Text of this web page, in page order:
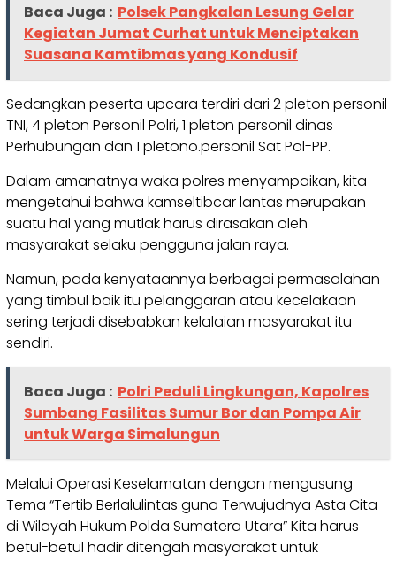
Baca Juga : Polsek Pangkalan Lesung Gelar
Kegiatan Jumat Curhat untuk Menciptakan
Suasana Kamtibmas yang Kondusif
Sedangkan peserta upcara terdiri dari 2 pleton personil
TNI, 4 pleton Personil Polri, 1 pleton personil dinas
Perhubungan dan 1 pletono.personil Sat Pol-PP.
Dalam amanatnya waka polres menyampaikan, kita
mengetahui bahwa kamseltibcar lantas merupakan
suatu hal yang mutlak harus dirasakan oleh
masyarakat selaku pengguna jalan raya.
Namun, pada kenyataannya berbagai permasalahan
yang timbul baik itu pelanggaran atau kecelakaan
sering terjadi disebabkan kelalaian masyarakat itu
sendiri.
Baca Juga : Polri Peduli Lingkungan, Kapolres
Sumbang Fasilitas Sumur Bor dan Pompa Air
untuk Warga Simalungun
Melalui Operasi Keselamatan dengan mengusung
Tema “Tertib Berlalulintas guna Terwujudnya Asta Cita
di Wilayah Hukum Polda Sumatera Utara” Kita harus
betul-betul hadir ditengah masyarakat untuk